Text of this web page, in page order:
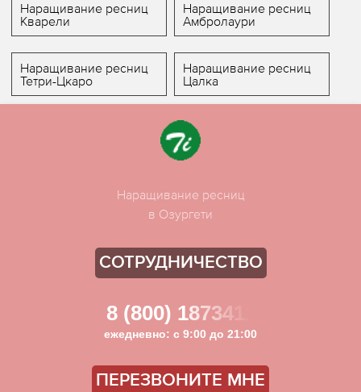
Наращивание ресниц
Кварели
Наращивание ресниц
Амбролаури
Наращивание ресниц
Тетри-Цкаро
Наращивание ресниц
Цалка
Наращивание ресниц
в Озургети
СОТРУДНИЧЕСТВО
8 (800) 1873411
ежедневно: с 9:00 до 21:00
ПЕРЕЗВОНИТЕ МНЕ